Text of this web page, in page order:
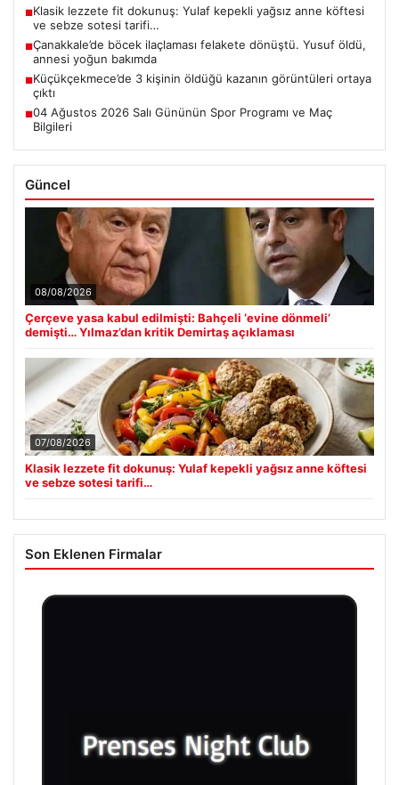
■Klasik lezzete fit dokunuş: Yulaf kepekli yağsız anne köftesi
ve sebze sotesi tarifi…
■Çanakkale’de böcek ilaçlaması felakete dönüştü. Yusuf öldü,
annesi yoğun bakımda
■Küçükçekmece’de 3 kişinin öldüğü kazanın görüntüleri ortaya
çıktı
■04 Ağustos 2026 Salı Gününün Spor Programı ve Maç
Bilgileri
Güncel
08/08/2026
Çerçeve yasa kabul edilmişti: Bahçeli ‘evine dönmeli’
demişti… Yılmaz’dan kritik Demirtaş açıklaması
07/08/2026
Klasik lezzete fit dokunuş: Yulaf kepekli yağsız anne köftesi
ve sebze sotesi tarifi…
Son Eklenen Firmalar